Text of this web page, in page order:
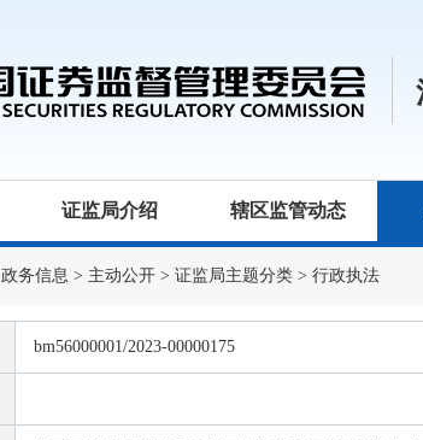
证监局介绍 辖区监管动态
政务信息 > 主动公开 > 证监局主题分类 > 行政执法
bm56000001/2023-00000175